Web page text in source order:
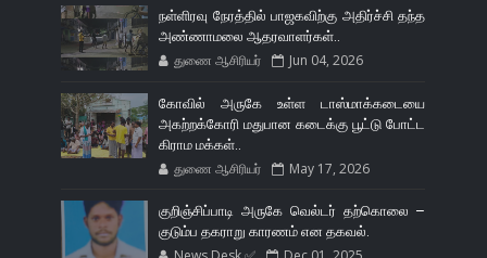
நள்ளிரவு நேரத்தில் பாஜகவிற்கு அதிர்ச்சி தந்த
அண்ணாமலை ஆதரவாளர்கள்..
துணை ஆசிரியர் Jun 04, 2026
கோவில் அருகே உள்ள டாஸ்மாக்கடையை
அகற்றக்கோரி மதுபான கடைக்கு பூட்டு போட்ட
கிராம மக்கள்..
துணை ஆசிரியர் May 17, 2026
குறிஞ்சிப்பாடி அருகே வெல்டர் தற்கொலை –
குடும்ப தகராறு காரணம் என தகவல்.